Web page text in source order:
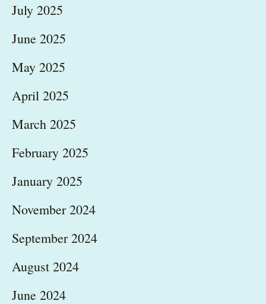
July 2025
June 2025
May 2025
April 2025
March 2025
February 2025
January 2025
November 2024
September 2024
August 2024
June 2024